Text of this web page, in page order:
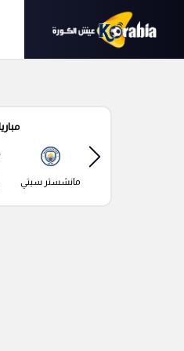
مانشستر سيتي